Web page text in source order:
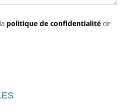
politique de confidentialité de